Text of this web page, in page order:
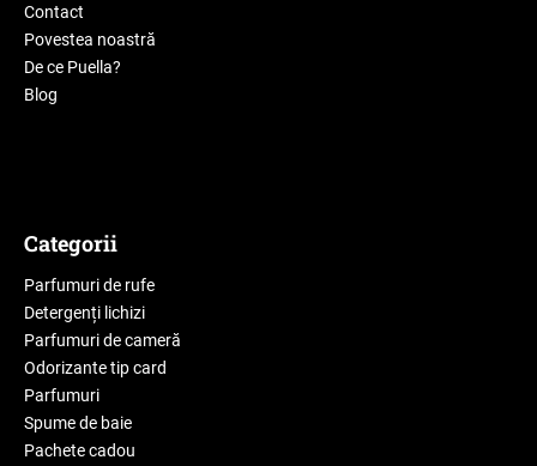
Contact
Povestea noastră
De ce Puella?
Blog
Categorii
Parfumuri de rufe
Detergenți lichizi
Parfumuri de cameră
Odorizante tip card
Parfumuri
Spume de baie
Pachete cadou